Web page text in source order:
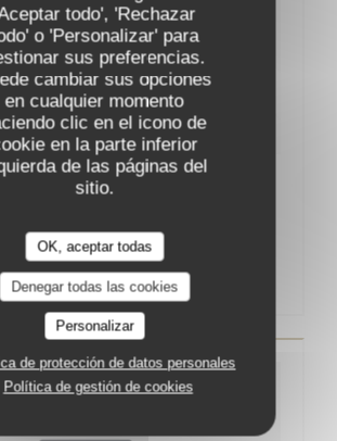
todo', 'Rechazar
o 'Personalizar' para
sus preferencias.
cambiar sus opciones
en cualquier momento
clic en el icono de
en la parte inferior
de las páginas del
sitio.
OK, aceptar todas
Denegar todas las cookies
Personalizar
de protección de datos personales
Política de gestión de cookies
nouvelle bonne adresse
((ABRE EN UNA NUEVA VENTANA))